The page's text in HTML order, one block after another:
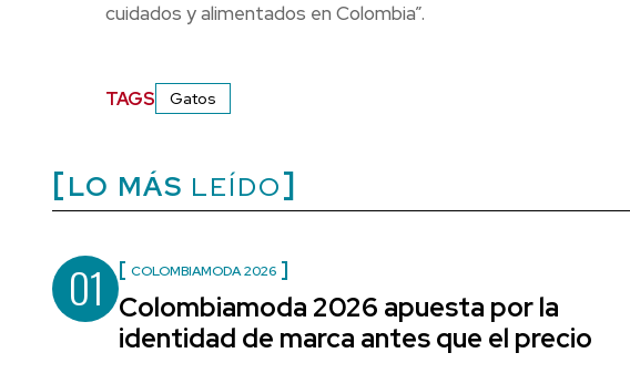
cuidados y alimentados en Colombia”.
TAGS Gatos
LO MÁS LEÍDO
01 COLOMBIAMODA 2026
Colombiamoda 2026 apuesta por la
identidad de marca antes que el precio